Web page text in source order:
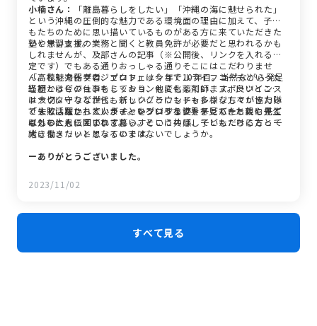
小楠さん：
「離島暮らしをしたい」「沖縄の海に魅せられた」
という沖縄の圧倒的な魅力である環境面の理由に加えて、子ど
もたちのために思い描いているものがある方に来ていただきた
いと思います。
塾や学習支援の業務と聞くと教員免許が必要だと思われるかも
しれませんが、及部さんの記事（※公開後、リンクを入れる予
定です）でもある通りおっしゃる通りそこにはこだわりませ
ん。私も楽器奏者、プロフェッショナルライフコーチといった
経歴から今の仕事をしており、他にも薬剤師、スポーツインス
トラクターなど世代もバックグラウンドも多様な方々が協力隊
として活躍されています。いろいろな世界を見てきた親や先生
以外の大人に囲まれて暮らすというのは、子どもたちにとって
大きなメリットとなるのではないでしょうか。
「高校魅力化プロジェクト」は今年で10年目。当然ながら発足
当初とはビジョンもミッションも変化しています。良いところ
は大切に守りながら、新しいことにもチャレンジしていきたい
ですし、私たち大人がチャレンジする姿を子どもたちにも見て
ほしいと思っています。
「失敗はない」ということをプロジェクトメンバーと共に子ど
もたちにも伝えていきたい。そこに共感していただける方と一
緒に働きたいと思っています。
ーありがとうございました。
2023/11/02
すべて見る